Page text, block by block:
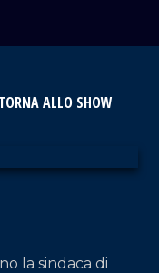
TORNA ALLO SHOW
la sindaca di